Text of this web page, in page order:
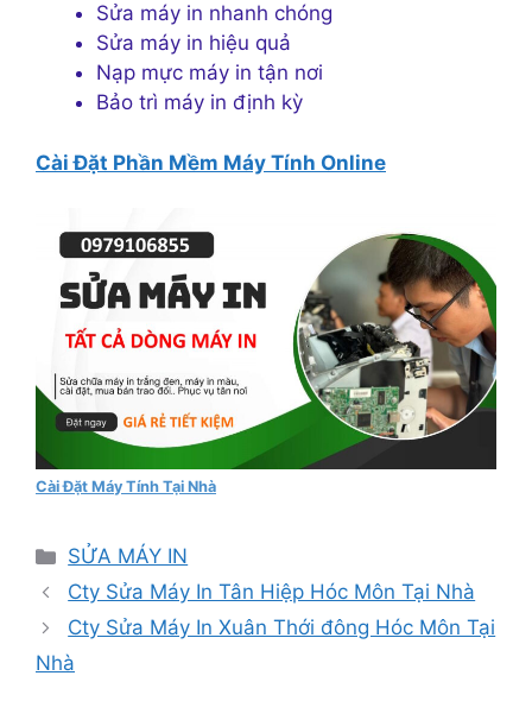
Sửa máy in nhanh chóng
Sửa máy in hiệu quả
Nạp mực máy in tận nơi
Bảo trì máy in định kỳ
Cài Đặt Phần Mềm Máy Tính Online
Cài Đặt Máy Tính Tại Nhà
Danh
mục
SỬA MÁY IN
Cty Sửa Máy In Tân Hiệp Hóc Môn Tại Nhà
Cty Sửa Máy In Xuân Thới đông Hóc Môn Tại
Nhà